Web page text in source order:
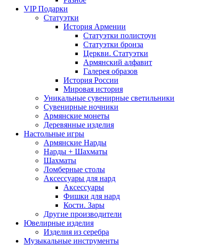
VIP Подарки
Статуэтки
История Армении
Статуэтки полистоун
Статуэтки бронза
Церкви. Статуэтки
Армянский алфавит
Галерея образов
История России
Мировая история
Уникальные сувенирные светильники
Сувенирные ночники
Армянские монеты
Деревянные изделия
Настольные игры
Армянские Нарды
Нарды + Шахматы
Шахматы
Ломберные столы
Аксессуары для нард
Аксессуары
Фишки для нард
Кости. Зары
Другие производители
Ювелирные изделия
Изделия из серебра
Музыкальные инструменты